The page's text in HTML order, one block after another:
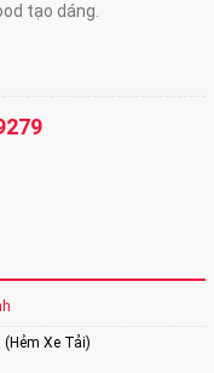
tạo dáng.
Xe Tải)